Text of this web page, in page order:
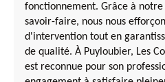
fonctionnement. Grâce à
savoir-faire, nous nous
d'intervention tout en
de qualité. À Puyloubier, Les
est reconnue pour son